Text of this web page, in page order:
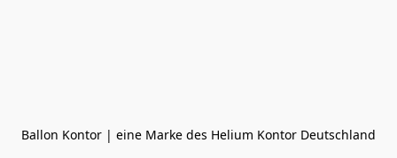
Ballon Kontor | eine Marke des Helium Kontor Deutschland